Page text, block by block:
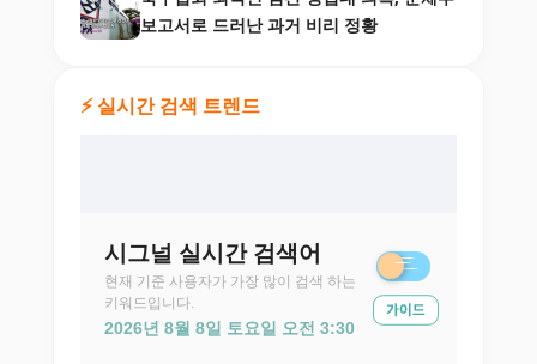
보고서로 드러난 과거 비리 정황
⚡ 실시간 검색 트렌드